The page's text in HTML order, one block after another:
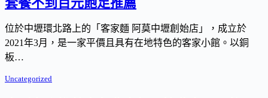
位於中壢環北路上的「客家麵 阿莫中壢創始店」，成立於
2021年3月，是一家平價且具有在地特色的客家小館。以銅
板…
Uncategorized